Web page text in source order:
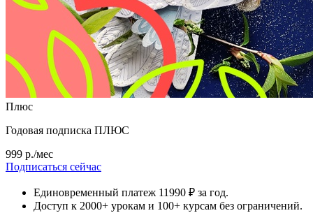
Плюс
Годовая подписка ПЛЮС
999 р./мес
Подписаться сейчас
Единовременный платеж 11990 ₽ за год.
Доступ к 2000+ урокам и 100+ курсам без ограничений.